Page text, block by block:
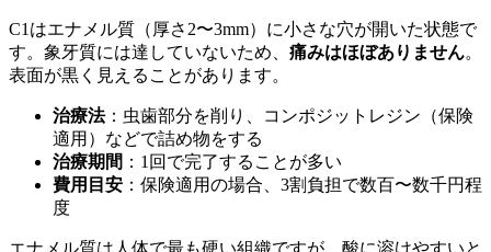
C1はエナメル質（厚さ2〜3mm）に小さな穴が開いた状態で
す。象牙質には達していないため、 痛みはほぼありません。
表面が黒く見えることがあります。
治療法：虫歯部分を削り、コンポジットレジン（保険
適用）などで詰め物をする
治療期間 ：1回で完了することが多い
費用目安 ：保険適用の場合、3割負担で数百〜数千円程
度